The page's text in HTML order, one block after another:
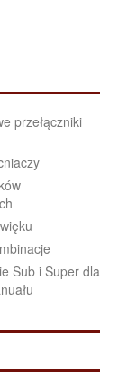
Sub i Super dla